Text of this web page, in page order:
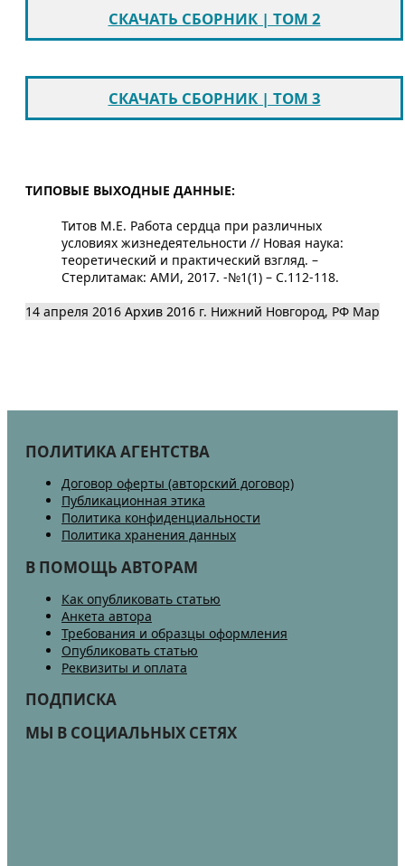
СКАЧАТЬ СБОРНИК | ТОМ 2
СКАЧАТЬ СБОРНИК | ТОМ 3
ТИПОВЫЕ ВЫХОДНЫЕ ДАННЫЕ:
Титов М.Е. Работа сердца при различных
условиях жизнедеятельности // Новая наука:
теоретический и практический взгляд. –
Стерлитамак: АМИ, 2017. -№1(1) – С.112-118.
14 апреля 2016 Архив 2016 г. Нижний Новгород, РФ Map
ПОЛИТИКА АГЕНТСТВА
Договор оферты (авторский договор)
Публикационная этика
Политика конфиденциальности
Политика хранения данных
В ПОМОЩЬ АВТОРАМ
Как опубликовать статью
Анкета автора
Требования и образцы оформления
Опубликовать статью
Реквизиты и оплата
ПОДПИСКА
МЫ В СОЦИАЛЬНЫХ СЕТЯХ